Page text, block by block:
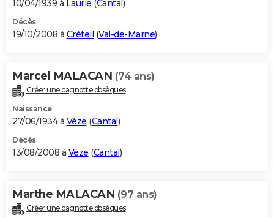
10/04/1939 à Laurie (Cantal )
Décès
19/10/2008 à Créteil (Val-de-Marne)
Marcel MALACAN (74 ans)
Créer une cagnotte obsèques
Naissance
27/06/1934 à Vèze (Cantal)
Décès
13/08/2008 à Vèze (Cantal)
Marthe MALACAN (97 ans)
Créer une cagnotte obsèques